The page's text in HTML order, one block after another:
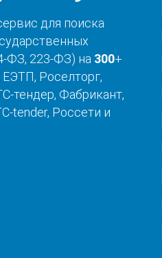
для поиска
ФЗ, 223-ФЗ) на 300+
Роселторг,
тендер, Фабрикант,
tender, Россети и